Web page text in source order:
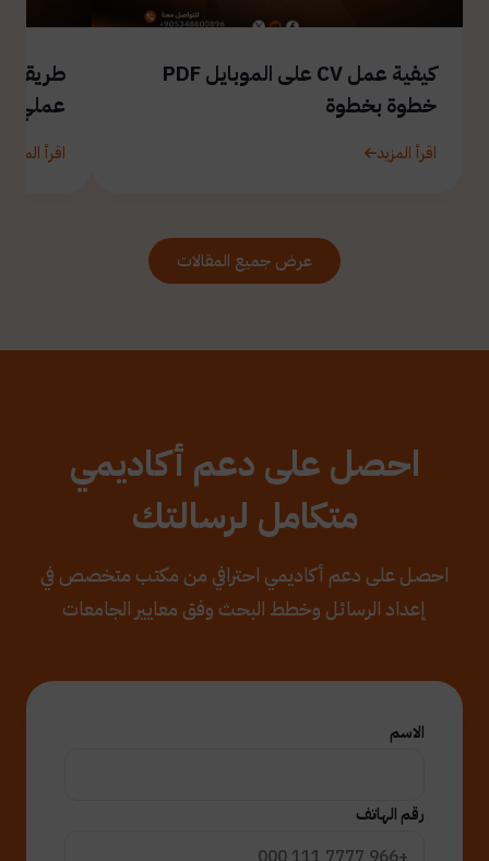
كيفية عمل CV على الموبايل PDF
خطوة بخطوة
اقرأ المزيد
طريقة
عملي
اقرأ المزيد
عرض جميع المقالات
احصل على دعم أكاديمي
متكامل لرسالتك
احصل على دعم أكاديمي احترافي من مكتب متخصص في
إعداد الرسائل وخطط البحث وفق معايير الجامعات
الاسم
رقم الهاتف